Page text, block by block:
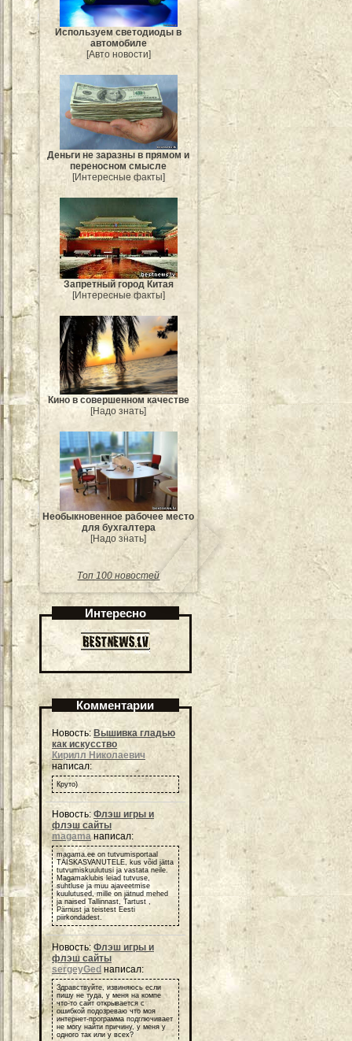
Используем светодиоды в
автомобиле
[Авто новости]
Деньги не заразны в прямом и
переносном смысле
[Интересные факты]
Запретный город Китая
[Интересные факты]
Кино в совершенном качестве
[Надо знать]
Необыкновенное рабочее место
для бухгалтера
[Надо знать]
Топ 100 новостей
Интересно
Комментарии
Новость: Вышивка гладью
как искусство
Кирилл Николаевич
написал:
Круто)
Новость: Флэш игры и
флэш сайты
magama написал:
magama.ee on tutvumisportaal
TÄISKASVANUTELE, kus võid jätta
tutvumiskuulutusi ja vastata neile.
Magamaklubis leiad tutvuse,
suhtluse ja muu ajaveetmise
kuulutused, mille on jätnud mehed
ja naised Tallinnast, Tartust ,
Pärnust ja teistest Eesti
piirkondadest.
Новость: Флэш игры и
флэш сайты
sergeyGed написал:
Здравствуйте, извиняюсь если
пишу не туда, у меня на компе
что-то сайт открывается с
ошибкой подозреваю что моя
интернет-программа подглючивает
не могу найти причину, у меня у
одного так или у всех?